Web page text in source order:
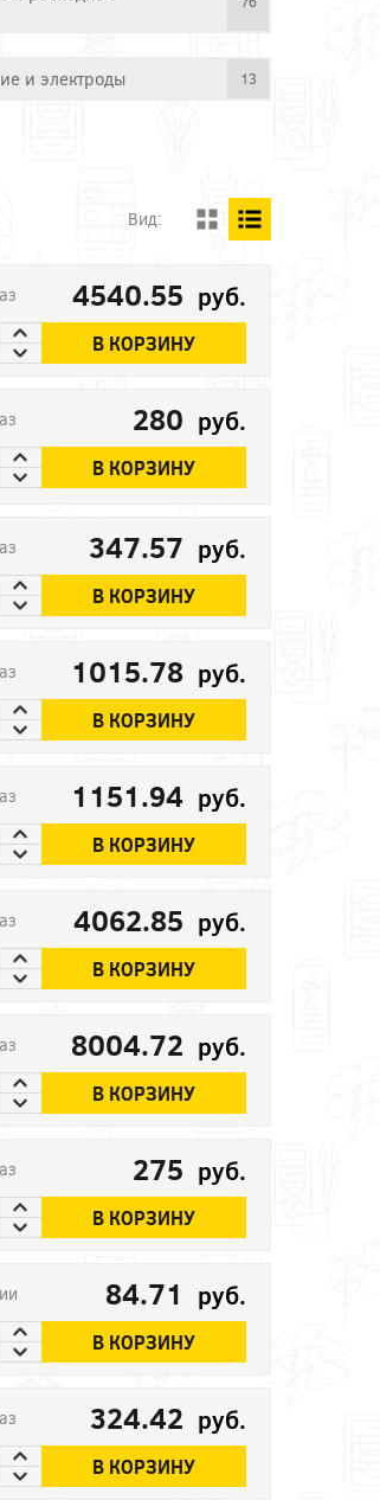
и электроды 13
Вид:
4540.55 руб.
В КОРЗИНУ
280 руб.
В КОРЗИНУ
347.57 руб.
В КОРЗИНУ
1015.78 руб.
В КОРЗИНУ
1151.94 руб.
В КОРЗИНУ
4062.85 руб.
В КОРЗИНУ
8004.72 руб.
В КОРЗИНУ
275 руб.
В КОРЗИНУ
84.71 руб.
В КОРЗИНУ
324.42 руб.
В КОРЗИНУ